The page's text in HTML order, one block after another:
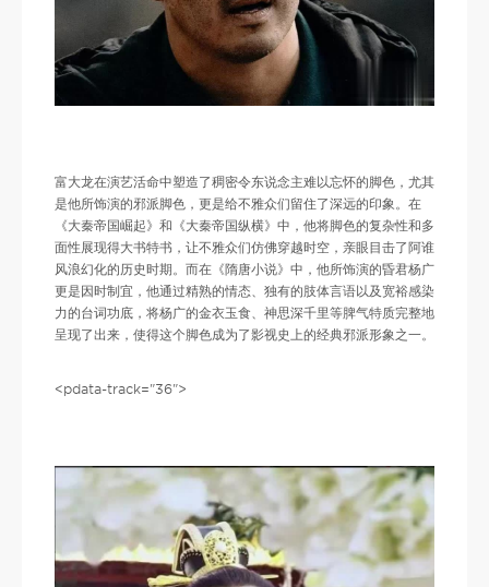
富大龙在演艺活命中塑造了稠密令东说念主难以忘怀的脚色，尤其
是他所饰演的邪派脚色，更是给不雅众们留住了深远的印象。在
《大秦帝国崛起》和《大秦帝国纵横》中，他将脚色的复杂性和多
面性展现得大书特书，让不雅众们仿佛穿越时空，亲眼目击了阿谁
风浪幻化的历史时期。而在《隋唐小说》中，他所饰演的昏君杨广
更是因时制宜，他通过精熟的情态、独有的肢体言语以及宽裕感染
力的台词功底，将杨广的金衣玉食、神思深千里等脾气特质完整地
呈现了出来，使得这个脚色成为了影视史上的经典邪派形象之一。
<pdata-track="36">